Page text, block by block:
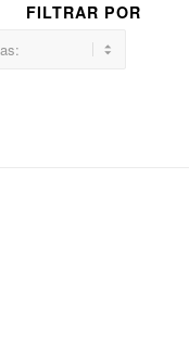
FILTRAR POR